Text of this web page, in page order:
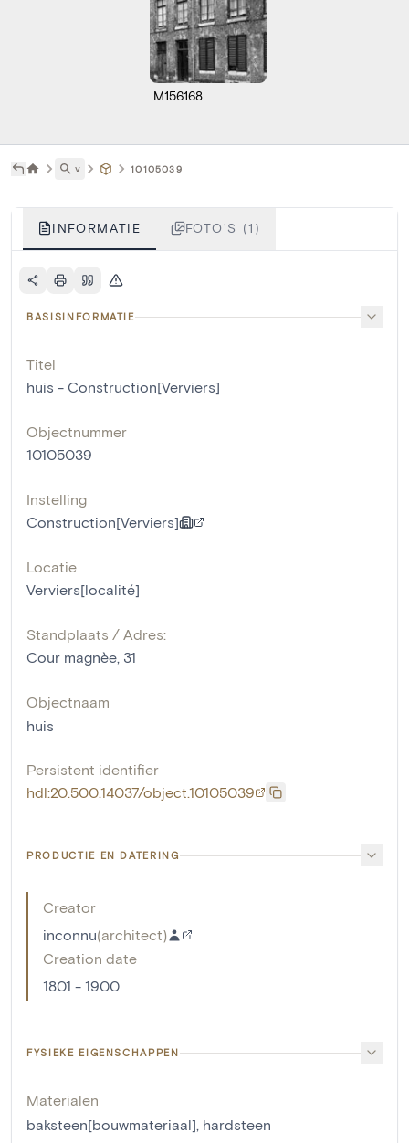
M156168
˅ 10105039
INFORMATIE FOTO'S (1)
BASISINFORMATIE
Titel
huis - Construction[Verviers]
Objectnummer
10105039
Instelling
Construction[Verviers]
Locatie
Verviers[localité]
Standplaats / Adres:
Cour magnèe, 31
Objectnaam
huis
Persistent identifier
hdl:20.500.14037/object.10105039
PRODUCTIE EN DATERING
Creator
inconnu(architect)
Creation date
1801 - 1900
FYSIEKE EIGENSCHAPPEN
Materialen
baksteen[bouwmateriaal], hardsteen